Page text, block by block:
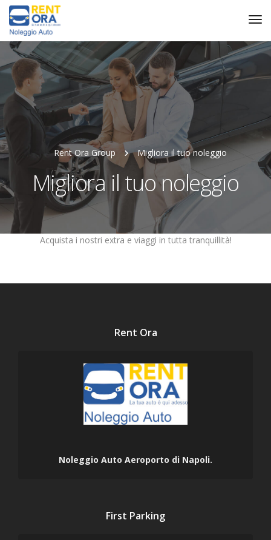
Rent Ora Group Migliora il tuo noleggio
Migliora il tuo noleggio
Acquista i nostri extra e viaggi in tutta tranquillità!
Rent Ora
Noleggio Auto Aeroporto di Napoli.
First Parking